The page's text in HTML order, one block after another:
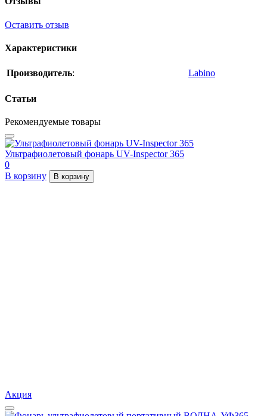
Оставить отзыв
Характеристики
Производитель: Labino
Статьи
Рекомендуемые товары
Ультрафиолетовый фонарь UV-Inspector 365
0
В корзину
В корзину
Акция